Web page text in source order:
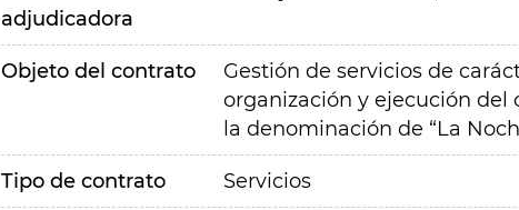
adjudicadora
Objeto del contrato
Gestión de servicios de
organización y ejecución
la denominación de “La
Tipo de contrato Servicios